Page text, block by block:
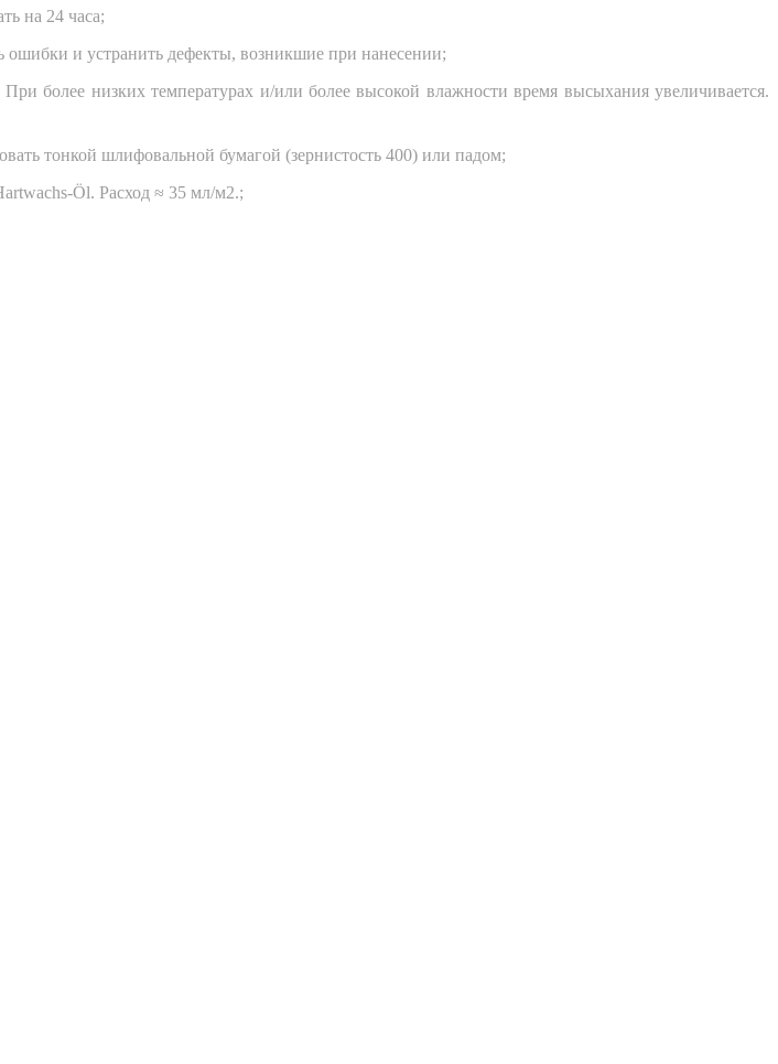
на 24 часа;
и устранить дефекты, возникшие при нанесении;
более низких температурах и/или более высокой влажности время высыхания увеличивается.
тонкой шлифовальной бумагой (зернистость 400) или падом;
Öl. Расход ≈ 35 мл/м2.;